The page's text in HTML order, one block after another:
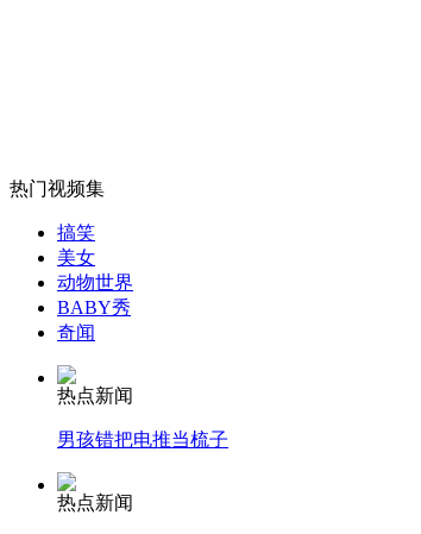
无痛分娩是否安全 医生回应
外交部：反对强权政治霸凌主义
外交部：有关国家言论片面不公正
热门视频集
搞笑
美女
动物世界
BABY秀
奇闻
热点新闻
男孩错把电推当梳子
热点新闻